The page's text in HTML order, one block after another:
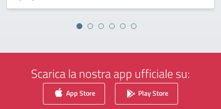
Scarica la nostra app ufficiale su:
App Store Play Store